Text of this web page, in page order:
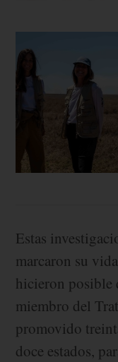
Estas
marcaron su
hicieron posible
miembro del
promovido
doce estados,